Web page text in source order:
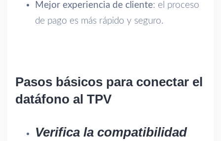
Mejor experiencia de cliente: el proceso
de pago es más rápido y seguro.
Pasos básicos para conectar el
datáfono al TPV
Verifica la compatibilidad